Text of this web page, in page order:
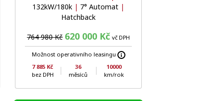
132kW/180k | 7° Automat |
Hatchback
764 980 Kč 620 000 Kč vč DPH
Možnost operativního leasingu
7 885 Kč
bez DPH
36
měsíců
10000
km/rok